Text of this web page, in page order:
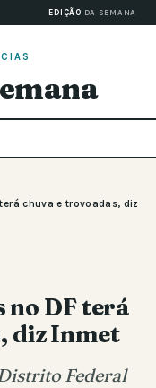
EDIÇÃO DA SEMANA
chuva e trovoadas, diz
no DF terá
diz Inmet
Federal